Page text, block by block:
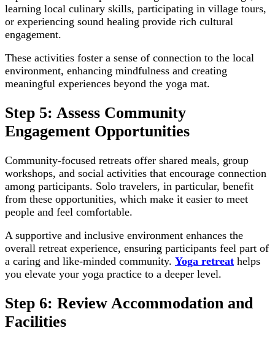
learning local culinary skills, participating in village tours,
or experiencing sound healing provide rich cultural
engagement.
These activities foster a sense of connection to the local
environment, enhancing mindfulness and creating
meaningful experiences beyond the yoga mat.
Step 5: Assess Community
Engagement Opportunities
Community-focused retreats offer shared meals, group
workshops, and social activities that encourage connection
among participants. Solo travelers, in particular, benefit
from these opportunities, which make it easier to meet
people and feel comfortable.
A supportive and inclusive environment enhances the
overall retreat experience, ensuring participants feel part of
a caring and like-minded community. Yoga retreat helps
you elevate your yoga practice to a deeper level.
Step 6: Review Accommodation and
Facilities